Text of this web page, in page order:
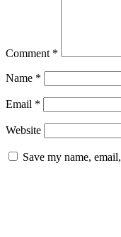
Comment *
Name *
Email *
Website
Save my name,